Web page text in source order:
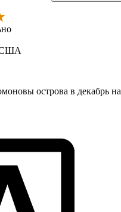
острова в декабрь на